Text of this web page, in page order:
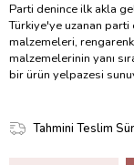
Parti denince ilk akla
Türkiye'ye uzanan
malzemeleri,
malzemelerinin yanı
bir ürün yelpazesi
Tahmini Teslim